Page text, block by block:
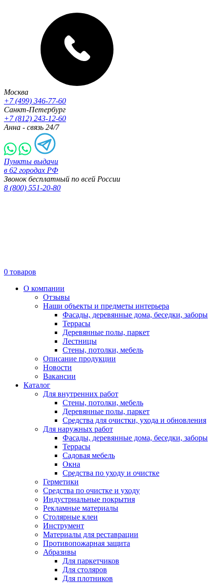
Москва
+7 (499) 346-77-60
Санкт-Петербург
+7 (812) 243-12-60
Анна - связь 24/7
Пункты выдачи
в 62 городах РФ
Звонок бесплатный по всей России
8 (800) 551-20-80
0 товаров
О компании
Отзывы
Наши объекты и предметы интерьера
Фасады, деревянные дома, беседки, заборы
Террасы
Деревянные полы, паркет
Лестницы
Стены, потолки, мебель
Описание продукции
Новости
Вакансии
Каталог
Для внутренних работ
Стены, потолки, мебель
Деревянные полы, паркет
Средства для очистки, ухода и обновления
Для наружных работ
Фасады, деревянные дома, беседки, заборы
Террасы
Садовая мебель
Окна
Средства по уходу и очистке
Герметики
Средства по очистке и уходу
Индустриальные покрытия
Рекламные материалы
Столярные клеи
Инструмент
Материалы для реставрации
Противопожарная защита
Абразивы
Для паркетчиков
Для столяров
Для плотников